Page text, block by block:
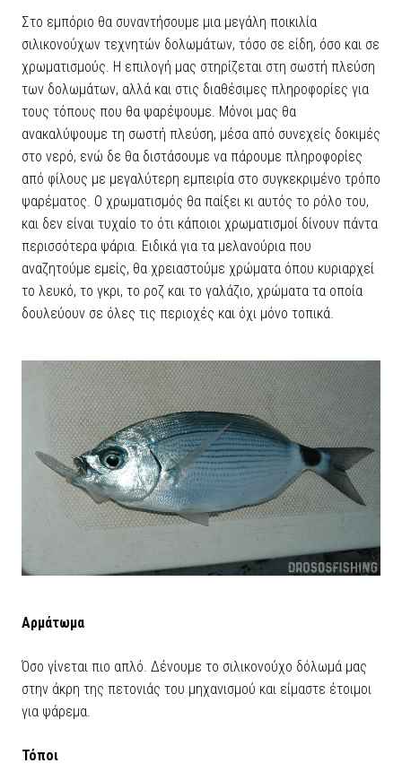
Στο εμπόριο θα συναντήσουμε μια μεγάλη ποικιλία
σιλικονούχων τεχνητών δολωμάτων, τόσο σε είδη, όσο και σε
χρωματισμούς. Η επιλογή μας στηρίζεται στη σωστή πλεύση
των δολωμάτων, αλλά και στις διαθέσιμες πληροφορίες για
τους τόπους που θα ψαρέψουμε. Μόνοι μας θα
ανακαλύψουμε τη σωστή πλεύση, μέσα από συνεχείς δοκιμές
στο νερό, ενώ δε θα διστάσουμε να πάρουμε πληροφορίες
από φίλους με μεγαλύτερη εμπειρία στο συγκεκριμένο τρόπο
ψαρέματος. Ο χρωματισμός θα παίξει κι αυτός το ρόλο του,
και δεν είναι τυχαίο το ότι κάποιοι χρωματισμοί δίνουν πάντα
περισσότερα ψάρια. Ειδικά για τα μελανούρια που
αναζητούμε εμείς, θα χρειαστούμε χρώματα όπου κυριαρχεί
το λευκό, το γκρι, το ροζ και το γαλάζιο, χρώματα τα οποία
δουλεύουν σε όλες τις περιοχές και όχι μόνο τοπικά.
Αρμάτωμα
Όσο γίνεται πιο απλό. Δένουμε το σιλικονούχο δόλωμά μας
στην άκρη της πετονιάς του μηχανισμού και είμαστε έτοιμοι
για ψάρεμα.
Τόποι